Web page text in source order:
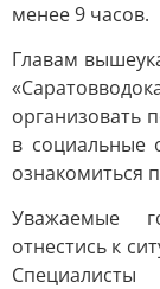
менее 9 часов.
Главам
организовать
в социальные
ознакомиться
Уважаемые
отнестись к